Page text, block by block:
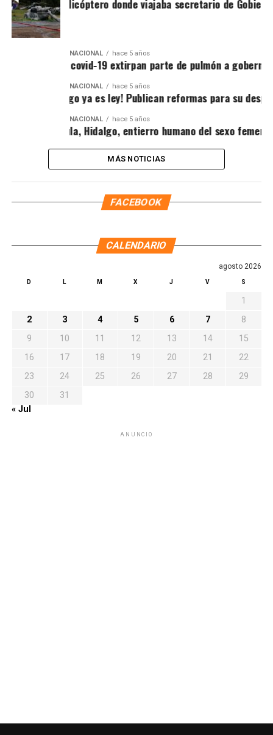
Cae el helicóptero donde viajaba secretario de
NACIONAL hace 5 años
secuelas de covid-19 extirpan parte de pulmón a
NACIONAL hace 5 años
en Hidalgo ya es ley! Publican reformas para su
NACIONAL hace 5 años
en Tula, Hidalgo, entierro humano del sexo
MÁS NOTICIAS
FACEBOOK
CALENDARIO
agosto 2026
D L M X J V S
1
2
3 4 5 6 7
8
9
10 11 12 13 14
15
16
17 18 19 20 21
22
23
24 25 26 27 28
29
30
31
« Jul
ANUNCIO